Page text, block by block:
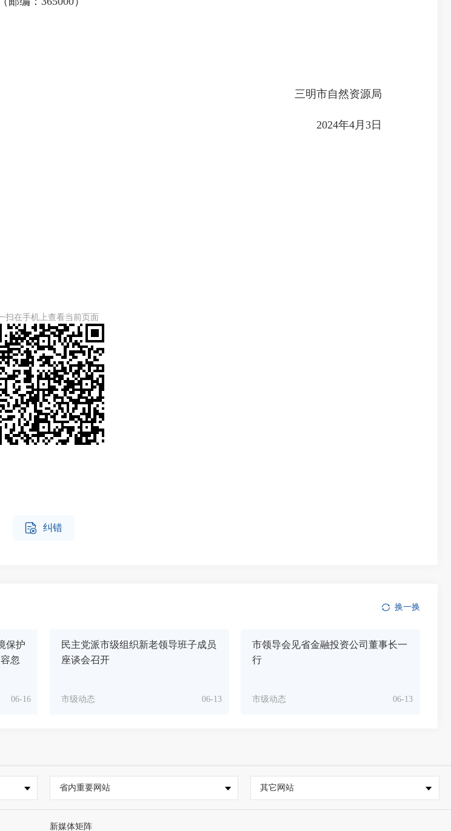
三明市自然资源局
2024年4月3日
扫在手机上查看当前页面
 纠错
换一换
保护
忽
06-16
民主党派市级组织新老领导班子成员
座谈会召开
06-13
市级动态
市领导会见省金融投资公司董事长一
行
06-13
市级动态
省内重要网站 其它网站
新媒体矩阵